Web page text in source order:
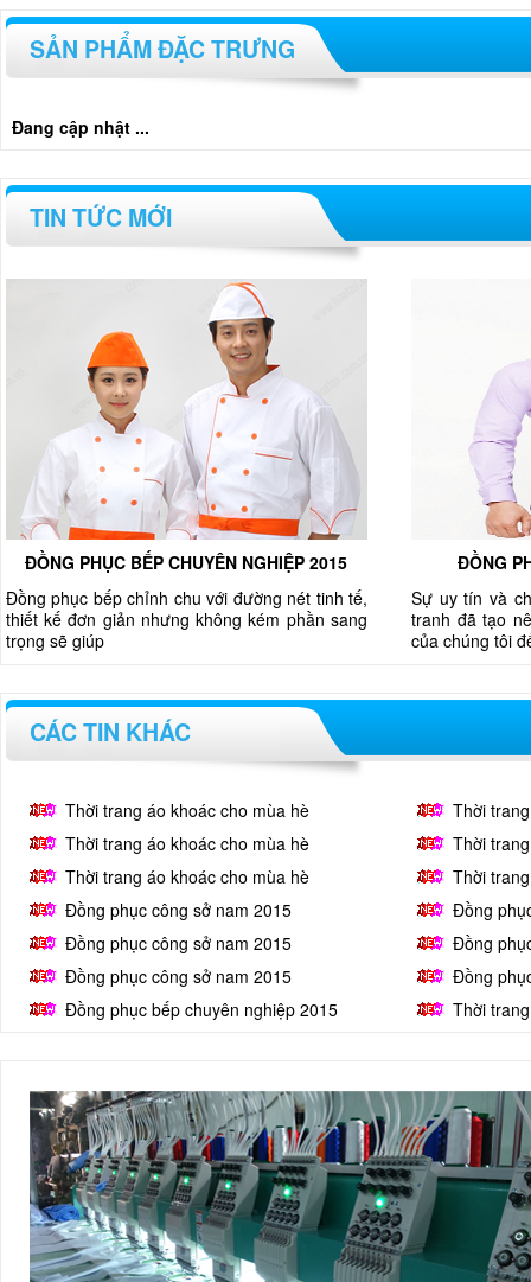
SẢN PHẨM ĐẶC TRƯNG
Đang cập nhật ...
TIN TỨC MỚI
ĐỒNG PHỤC BẾP CHUYÊN NGHIỆP 2015
Đồng phục bếp chỉnh chu với đường nét tinh tế,
thiết kế đơn giản nhưng không kém phần sang
trọng sẽ giúp
ĐỒNG
Sự uy tín và
tranh đã tạo
của chúng tôi
CÁC TIN KHÁC
Thời trang áo khoác cho mùa hè
Thời
Thời trang áo khoác cho mùa hè
Thời
Thời trang áo khoác cho mùa hè
Thời
Đồng phục công sở nam 2015
Đồng
Đồng phục công sở nam 2015
Đồng
Đồng phục công sở nam 2015
Đồng
Đồng phục bếp chuyên nghiệp 2015
Thời